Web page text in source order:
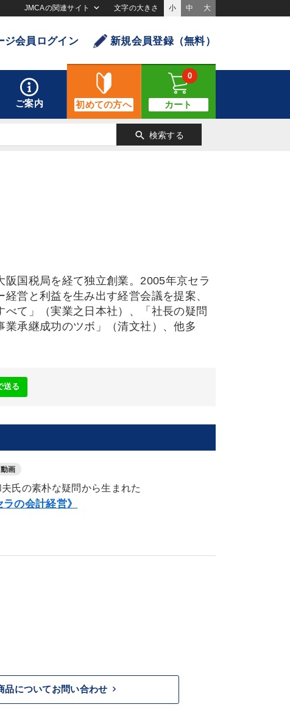
JMCAの関連サイト 文字の大きさ 小 中 大
ジ会員ログイン 新規会員登録（無料）
ご案内 初めての方へ カート
0
search 検索する
国税局を経て独立創業。2005年京セラ
営と利益を生み出す経営会議を提案、
て」（実業之日本社）、「社長の疑問
承継成功のツボ」（清文社）、他多
送る
画
氏の素朴な疑問から生まれた
ラの会計経営》
品についてお問い合わせ keyboard_arrow_right